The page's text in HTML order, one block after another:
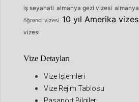
iş seyahati almanya gezi vizesi
öğrenci vizesi 10 yıl Amerika
vizesi
Vize Detayları
Vize İşlemleri
Vize Rejim Tablosu